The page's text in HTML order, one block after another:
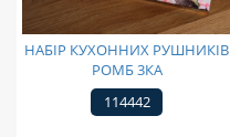
НАБІР КУХОННИХ РУШНИКІВ
РОМБ 3КА
114442